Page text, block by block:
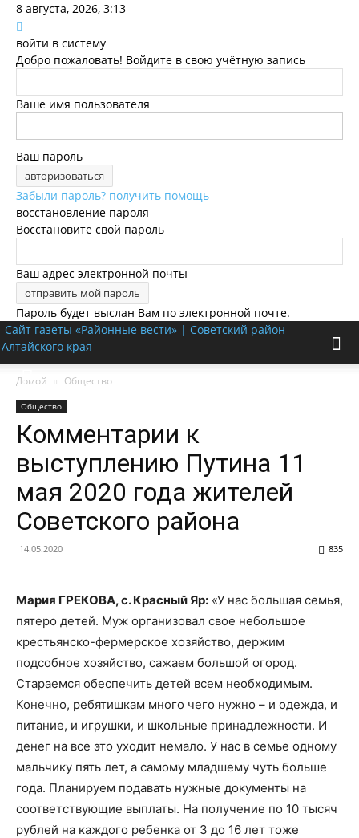
8 августа, 2026, 3:13
войти в систему
Добро пожаловать! Войдите в свою учётную запись
Ваше имя пользователя
Ваш пароль
Забыли пароль? получить помощь
восстановление пароля
Восстановите свой пароль
Ваш адрес электронной почты
Пароль будет выслан Вам по электронной почте.
Сайт газеты «Районные вести» | Советский район
Алтайского края
Домой Общество
Общество
Комментарии к
выступлению Путина 11
мая 2020 года жителей
Советского района
14.05.2020 835
Мария ГРЕКОВА, с. Красный Яр: «У нас большая семья,
пятеро детей. Муж организовал свое небольшое
крестьянско-фермерское хозяйство, держим
подсобное хозяйство, сажаем большой огород.
Стараемся обеспечить детей всем необходимым.
Конечно, ребятишкам много чего нужно – и одежда, и
питание, и игрушки, и школьные принадлежности. И
денег на все это уходит немало. У нас в семье одному
мальчику пять лет, а самому младшему чуть больше
года. Планируем подавать нужные документы на
соответствующие выплаты. На получение по 10 тысяч
рублей на каждого ребенка от 3 до 16 лет тоже